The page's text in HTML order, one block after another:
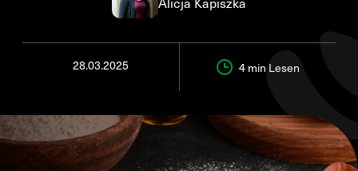
28.03.2025 4 min Lesen